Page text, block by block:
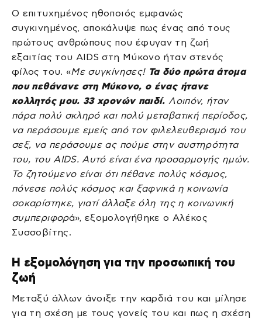
Ο επιτυχημένος ηθοποιός εμφανώς
συγκινημένος, αποκάλυψε πως ένας από τους
πρώτους ανθρώπους που έφυγαν τη ζωή
εξαιτίας του AIDS στη Μύκονο ήταν στενός
φίλος του. «Με συγκίνησες!Τα δύο πρώτα άτομα
που πεθάνανε στη Μύκονο, ο ένας ήτανε
κολλητός μου. 33 χρονών παιδί. Λοιπόν, ήταν
πάρα πολύ σκληρό και πολύ μεταβατική περίοδος,
να περάσουμε εμείς από τον φιλελευθερισμό του
σεξ, να περάσουμε ας πούμε στην αυστηρότητα
του, του AIDS. Αυτό είναι ένα προσαρμογής ημών.
Το ζητούμενο είναι ότι πέθανε πολύς κόσμος,
πόνεσε πολύς κόσμος και ξαφνικά η κοινωνία
σοκαρίστηκε, γιατί άλλαξε όλη της η κοινωνική
συμπεριφορά», εξομολογήθηκε ο Αλέκος
Συσσοβίτης.
Η εξομολόγηση για την προσωπική του
ζωή
Μεταξύ άλλων άνοιξε την καρδιά του και μίλησε
για τη σχέση με τους γονείς του και πως η σχέση